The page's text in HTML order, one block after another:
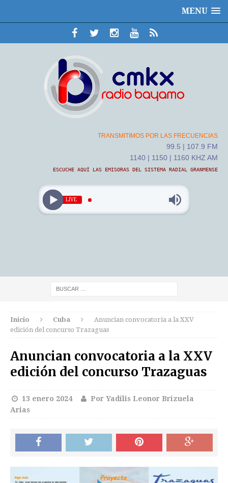
MENU
TRANSMITIMOS POR LAS FRECUENCIAS
99.5 | 107.9 FM
1140 | 1150 | 1160 KHZ AM
ESCUCHE AQUÍ LAS EMISORAS DEL SISTEMA RADIAL GRANMENSE
LIVE
Inicio Cuba
Anuncian convocatoria a la XXV
edición del concurso Trazaguas
Anuncian convocatoria a la XXV
edición del concurso Trazaguas
13 enero 2024
Por Yadilis Leonor Brizuela
Arias